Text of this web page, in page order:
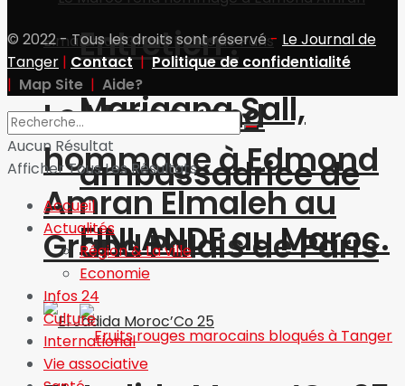
Le Maroc rend
hommage à Edmond
Amran Elmaleh au
Grand Palais de Paris
Entretien :
Marjaana Sall,
ambassadrice de
FINLANDE au Maroc.
© 2022 - Tous les droits sont réservé- Le Journal de
Tanger | Contact | Politique de confidentialité
| Map Site | Aide?
Aucun Résultat
Afficher Tous Les Résultats
Accueil
Actualités
Région & La ville
Economie
Infos 24
Culture
International
Vie associative